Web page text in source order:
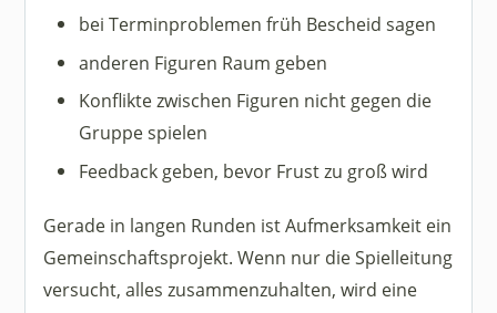
bei Terminproblemen früh Bescheid sagen
anderen Figuren Raum geben
Konflikte zwischen Figuren nicht gegen die
Gruppe spielen
Feedback geben, bevor Frust zu groß wird
Gerade in langen Runden ist Aufmerksamkeit ein
Gemeinschaftsprojekt. Wenn nur die Spielleitung
versucht, alles zusammenzuhalten, wird eine